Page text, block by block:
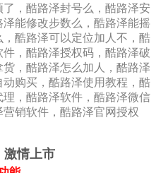
，酷路泽封号么，酷路泽安
能修改步数么，酷路泽能摇
酷路泽可以定位加人不，酷
，酷路泽授权码，酷路泽破
，酷路泽怎么加人，酷路泽
购买，酷路泽使用教程，酷
，酷路泽软件，酷路泽微信
销软件，酷路泽官网授权
激情上市